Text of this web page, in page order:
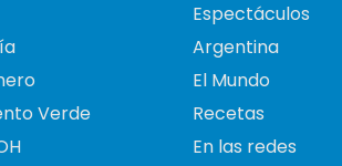
Verde
Espectáculos
Argentina
El Mundo
Recetas
En las redes